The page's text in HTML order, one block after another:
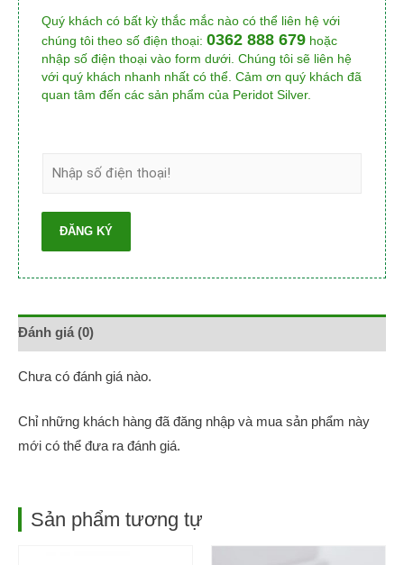
Quý khách có bất kỳ thắc mắc nào có thể liên hệ với
chúng tôi theo số điện thoại: 0362 888 679 hoặc
nhập số điện thoại vào form dưới. Chúng tôi sẽ liên hệ
với quý khách nhanh nhất có thể. Cảm ơn quý khách đã
quan tâm đến các sản phẩm của Peridot Silver.
ĐĂNG KÝ
Đánh giá (0)
Chưa có đánh giá nào.
Chỉ những khách hàng đã đăng nhập và mua sản phẩm này
mới có thể đưa ra đánh giá.
Sản phẩm tương tự